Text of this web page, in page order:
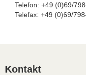
Telefon: +49 (0)69/
Telefax: +49 (0)69/
Kontakt